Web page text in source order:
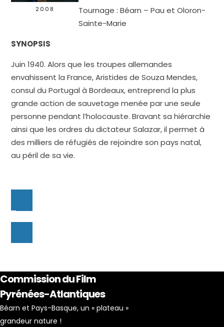
2008
Tournage : Béarn – Pau et Oloron-
Sainte-Marie
SYNOPSIS
Juin 1940. Alors que les troupes allemandes
envahissent la France, Aristides de Souza Mendes,
consul du Portugal à Bordeaux, entreprend la plus
grande action de sauvetage menée par une seule
personne pendant l’holocauste. Bravant sa hiérarchie
ainsi que les ordres du dictateur Salazar, il permet à
des milliers de réfugiés de rejoindre son pays natal,
au péril de sa vie.
Commission du Film
Pyrénées-Atlantiques
Béarn et Pays-Basque, un « plateau »
grandeur nature !